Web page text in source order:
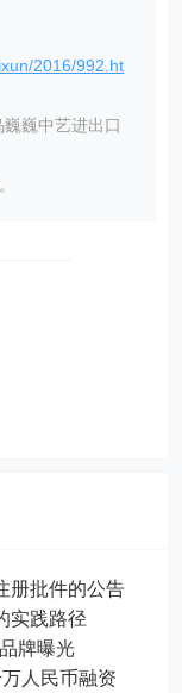
2016/992.ht
巍中艺进出口
册批件的公告
实践路径
牌曝光
人民币融资